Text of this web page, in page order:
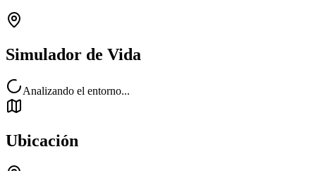
Simulador de Vida
Analizando el entorno...
Ubicación